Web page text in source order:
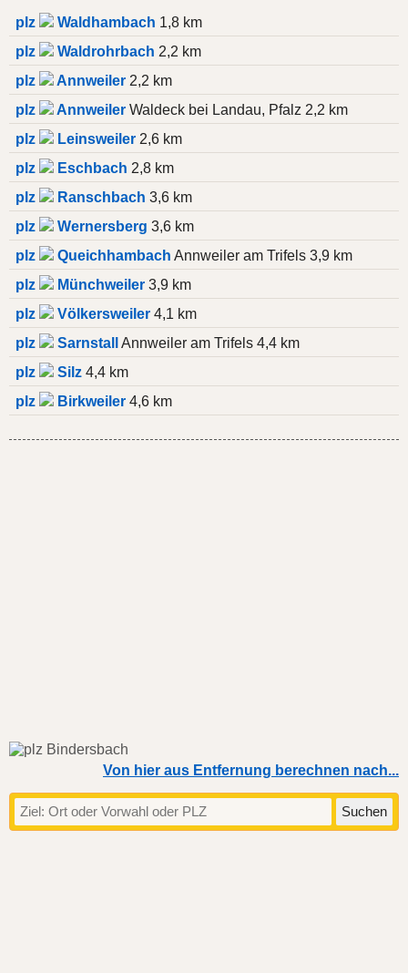
plz Waldhambach 1,8 km
plz
Waldrohrbach 2,2 km
plz
Annweiler 2,2 km
plz
Annweiler Waldeck bei Landau, Pfalz 2,2 km
plz
Leinsweiler 2,6 km
plz
Eschbach 2,8 km
plz
Ranschbach 3,6 km
plz
Wernersberg 3,6 km
plz
Queichhambach Annweiler am Trifels 3,9 km
plz
Münchweiler 3,9 km
plz
Völkersweiler 4,1 km
plz
Sarnstall
Annweiler am Trifels 4,4 km
plz
Silz 4,4 km
plz
Birkweiler 4,6 km
Von hier aus Entfernung berechnen nach...